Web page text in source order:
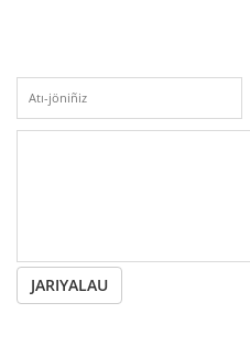
JARIYALAU